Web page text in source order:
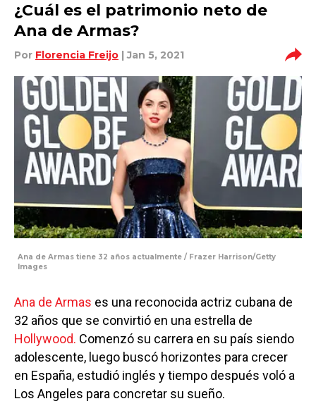
¿Cuál es el patrimonio neto de
Ana de Armas?
Por Florencia Freijo | Jan 5, 2021
Ana de Armas tiene 32 años actualmente / Frazer Harrison/Getty
Images
Ana de Armas es una reconocida actriz cubana de
32 años que se convirtió en una estrella de
Hollywood. Comenzó su carrera en su país siendo
adolescente, luego buscó horizontes para crecer
en España, estudió inglés y tiempo después voló a
Los Angeles para concretar su sueño.